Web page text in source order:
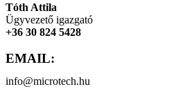
Tóth Attila
Ügyvezető igazgató
+36 30 824 5428
EMAIL:
info@microtech.hu